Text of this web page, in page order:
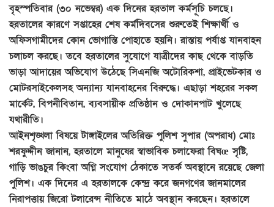
বৃহস্পতিবার (৩০ নভেম্বর) এক দিনের হরতাল কর্মসূচি চলছে।
হরতালের কারণে সপ্তাহের শেষ কর্মদিবসের শুরুতেই শিক্ষার্থী ও
অফিসগামীদের কোন ভোগান্তি পোহাতে হয়নি। রাস্তায় পর্যাপ্ত যানবাহন
চলাচল করছে। তবে হরতালের সুযোগে যাত্রীদের কাছ থেকে বাড়তি
ভাড়া আদায়ের অভিযোগ উঠেছে সিএনজি অটোরিকশা, প্রাইভেটকার ও
মোটরসাইকেলসহ অন্যান্য যানবাহনের বিরুদ্ধে। এছাড়া শহরের সকল
মার্কেট, বিপনীবিতান, ব্যবসায়ীক প্রতিষ্ঠান ও দোকানপাট খুলেছে
যথারীতি।
আইনশৃঙ্খলা বিষয়ে টাঙ্গাইলের অতিরিক্ত পুলিশ সুপার (অপরাধ) মোঃ
শরফুদ্দীন জানান, হরতালে মানুষের স্বাভাবিক চলাফেরা বিঘœ সৃষ্টি,
গাড়ি ভাঙচুর কিংবা অগ্নি সংযোগ ঠেকাতে সতর্ক অবস্থানে রয়েছে জেলা
পুলিশ। এক দিনের এ হরতালকে কেন্দ্র করে জনগণের জানমালের
নিরাপত্তায় জিরো টলারেন্স নীতিতে মাঠে অবস্থান করছেন। হরতালে